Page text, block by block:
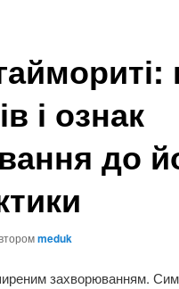
і ознак
до
meduk
захворюванням.